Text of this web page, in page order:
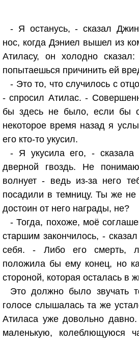
- Я останусь, - сказал
нос, когда Дэниел вышел из
Атиласу, он холодно
попытаешься причинить ей
- Это то, что случилось с
- спросил Атилас. -
бы здесь не было, если бы
некоторое время назад я
его кто-то укусил.
- Я укусила его, -
дверной гвоздь. Не
волнует - ведь из-за него
посадили в темницу. Ты же
достоин от него награды, не?
- Тогда, похоже, моё
старшим закончилось, -
себя. - Либо его смерть,
положила бы ему конец, но
стороной, которая осталась в
Это должно было звучать
голосе слышалась та же
Атиласа уже довольно
маленькую, колеблющуюся